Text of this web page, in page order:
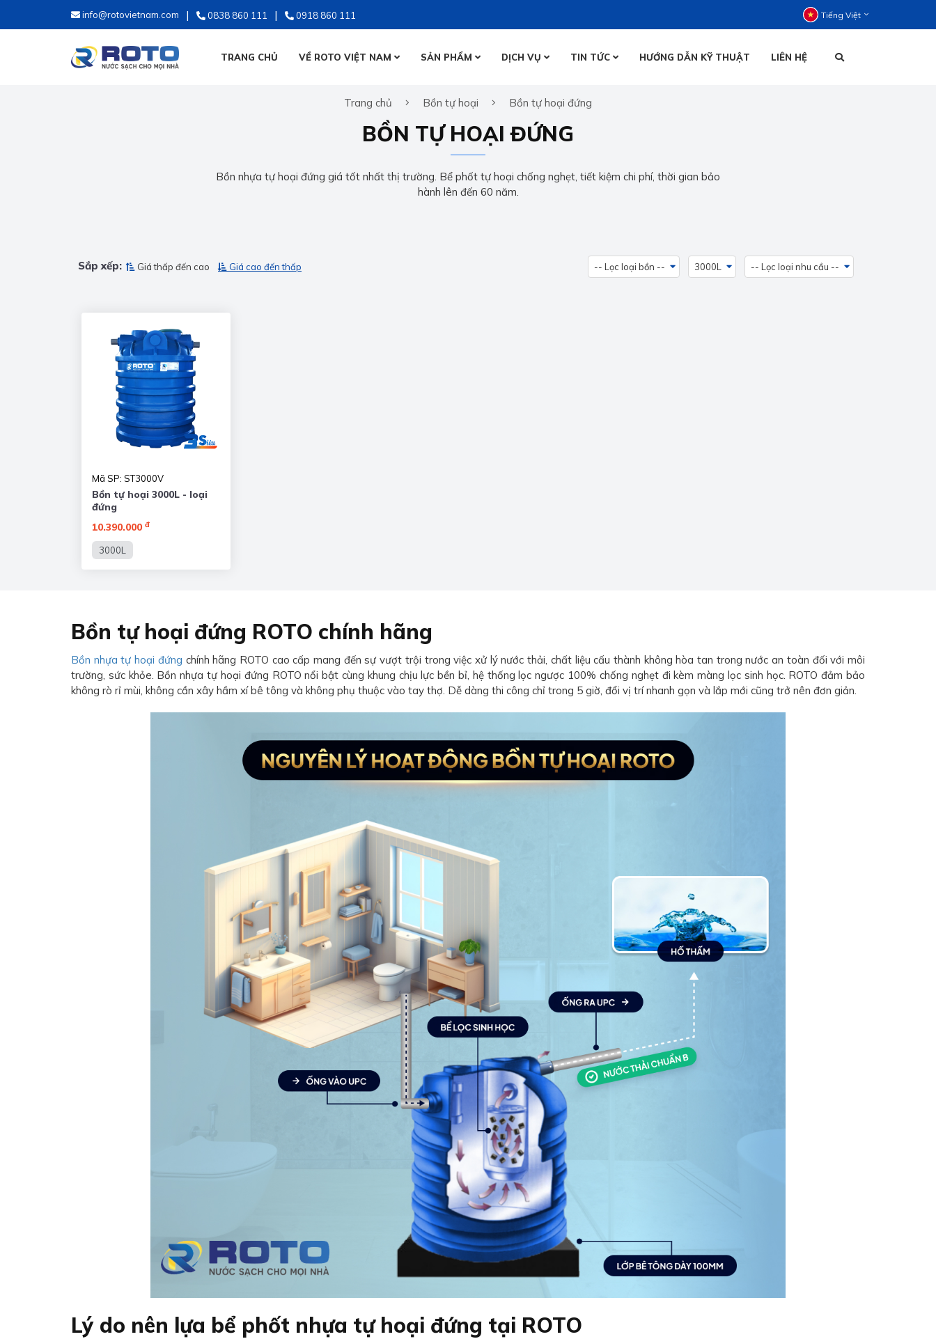
info@rotovietnam.com 0838 860 111 0918 860 111 Tiếng Việt
TRANG CHỦ VỀ ROTO VIỆT NAM SẢN PHẨM
BỒN NƯỚC ĐỨNG
DỊCH VỤ TIN TỨC HƯỚNG DẪN KỸ THUẬT LIÊN HỆ
Trang chủ Bồn tự hoại Bồn tự hoại đứng
BỒN TỰ HOẠI ĐỨNG
Bồn nhựa tự hoại đứng giá tốt nhất thị trường. Bể phốt tự hoại chống nghẹt, tiết kiệm chi phí, thời gian bảo
hành lên đến 60 năm.
Sắp xếp: Giá thấp đến cao Giá cao đến thấp -- Lọc loại bồn -- 3000L -- Lọc loại nhu cầu --
Mã SP: ST3000V
Bồn tự hoại 3000L - loại
đứng
10.390.000 đ
3000L
Bồn tự hoại đứng ROTO chính hãng
Bồn nhựa tự hoại đứng chính hãng ROTO cao cấp mang đến sự vượt trội trong việc xử lý nước thải, chất liệu cấu thành không hòa tan trong nước an toàn đối với môi
trường, sức khỏe. Bồn nhựa tự hoại đứng ROTO nổi bật cùng khung chịu lực bền bỉ, hệ thống lọc ngược 100% chống nghẹt đi kèm màng lọc sinh học. ROTO đảm bảo
không rò rỉ mùi, không cần xây hầm xí bê tông và không phụ thuộc vào tay thợ. Dễ dàng thi công chỉ trong 5 giờ, đổi vị trí nhanh gọn và lắp mới cũng trở nên đơn giản.
Lý do nên lựa bể phốt nhựa tự hoại đứng tại ROTO